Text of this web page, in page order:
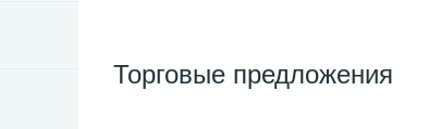
Торговые предложения